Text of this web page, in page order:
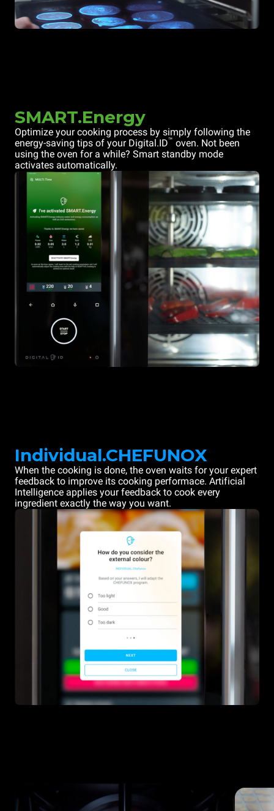
SMART.Energy
Optimize your cooking process by simply following the
energy-saving tips of your Digital.ID™ oven. Not been
using the oven for a while? Smart standby mode
activates automatically.
Individual.CHEFUNOX
When the cooking is done, the oven waits for your expert
feedback to improve its cooking performace. Artificial
Intelligence applies your feedback to cook every
ingredient exactly the way you want.